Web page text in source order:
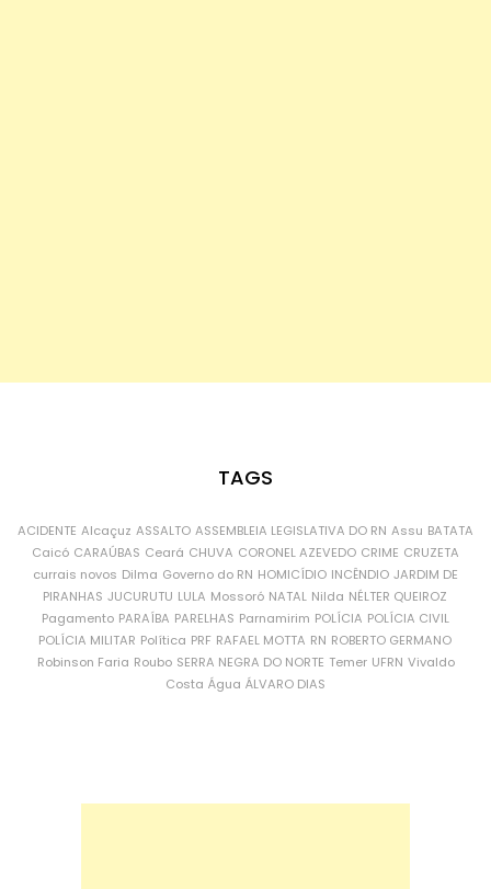
TAGS
ACIDENTE Alcaçuz ASSALTO ASSEMBLEIA LEGISLATIVA DO RN Assu BATATA
Caicó CARAÚBAS Ceará CHUVA CORONEL AZEVEDO CRIME CRUZETA
currais novos Dilma Governo do RN HOMICÍDIO INCÊNDIO JARDIM DE
PIRANHAS JUCURUTU LULA Mossoró NATAL Nilda NÉLTER QUEIROZ
Pagamento PARAÍBA PARELHAS Parnamirim POLÍCIA POLÍCIA CIVIL
POLÍCIA MILITAR Política PRF RAFAEL MOTTA RN ROBERTO GERMANO
Robinson Faria Roubo SERRA NEGRA DO NORTE Temer UFRN Vivaldo
Costa Água ÁLVARO DIAS